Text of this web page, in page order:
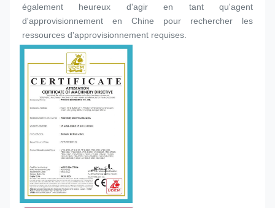
également heureux d'agir en tant qu'agent
d'approvisionnement en Chine pour rechercher les
ressources d'approvisionnement requises.